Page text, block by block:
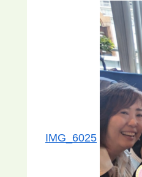
IMG_6025